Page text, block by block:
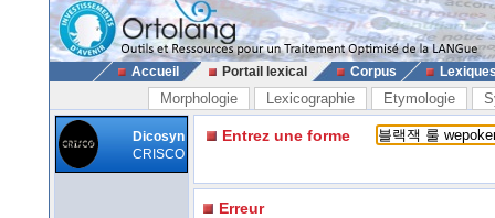
Accueil Portail lexical Corpus
Morphologie Lexicographie Etymologie
Dicosyn
CRISCO
Entrez une forme
Erreur